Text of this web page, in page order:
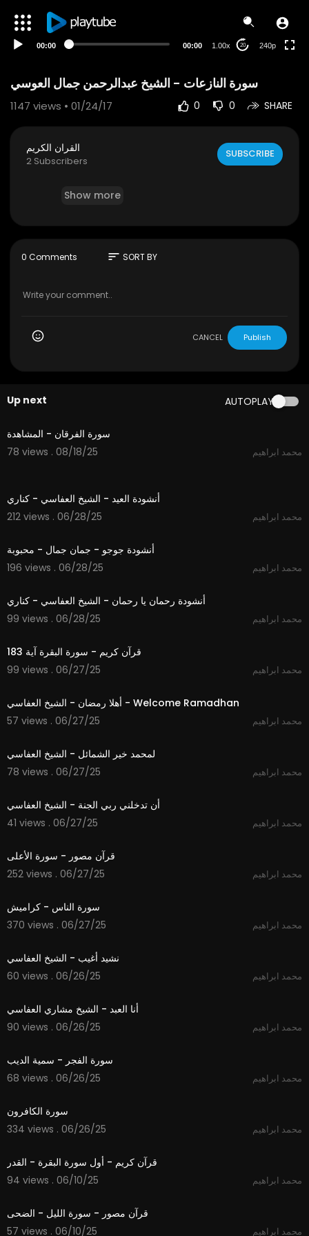
00:00 00:00 1.00x 20 240p
1147 views • 01/24/17 0 0 SHARE
القران الكريم
2 Subscribers
SUBSCRIBE
Show more
0 Comments sort SORT BY
CANCEL Publish
Up next AUTOPLAY
2:18
سورة الفرقان - المشاهدة
78 views . 08/18/25
محمد ابراهيم
أنشودة العيد - الشيخ العفاسي - كناري
212 views . 06/28/25
محمد ابراهيم
أنشودة جوجو - جمان جمال - محبوبة
196 views . 06/28/25
محمد ابراهيم
أنشودة رحمان يا رحمان - الشيخ العفاسي - كناري
99 views . 06/28/25
محمد ابراهيم
قرآن كريم - سورة البقرة آية 183
99 views . 06/27/25
محمد ابراهيم
أهلا رمضان - الشيخ العفاسي - Welcome Ramadhan
57 views . 06/27/25
محمد ابراهيم
لمحمد خير الشمائل - الشيخ العفاسي
78 views . 06/27/25
محمد ابراهيم
أن تدخلني ربي الجنة - الشيخ العفاسي
41 views . 06/27/25
محمد ابراهيم
قرآن مصور - سورة الأعلى
252 views . 06/27/25
محمد ابراهيم
سورة الناس - كراميش
370 views . 06/27/25
محمد ابراهيم
نشيد أغيب - الشيخ العفاسي
60 views . 06/26/25
محمد ابراهيم
أنا العبد - الشيخ مشاري العفاسي
90 views . 06/26/25
محمد ابراهيم
سورة الفجر - سمية الديب
68 views . 06/26/25
محمد ابراهيم
سورة الكافرون
334 views . 06/26/25
محمد ابراهيم
قرآن كريم - أول سورة البقرة - القدر
94 views . 06/10/25
محمد ابراهيم
قرآن مصور - سورة الليل - الضحى
57 views . 06/10/25
محمد ابراهيم